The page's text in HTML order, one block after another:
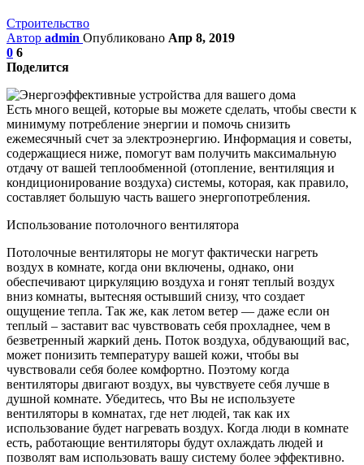
Строительство
Автор admin Опубликовано Апр 8, 2019
0 6
Поделится
Есть много вещей, которые вы можете сделать, чтобы свести к
минимуму потребление энергии и помочь снизить
ежемесячный счет за электроэнергию. Информация и советы,
содержащиеся ниже, помогут вам получить максимальную
отдачу от вашей теплообменной (отопление, вентиляция и
кондиционирование воздуха) системы, которая, как правило,
составляет большую часть вашего энергопотребления.
Использование потолочного вентилятора
Потолочные вентиляторы не могут фактически нагреть
воздух в комнате, когда они включены, однако, они
обеспечивают циркуляцию воздуха и гонят теплый воздух
вниз комнаты, вытесняя остывший снизу, что создает
ощущение тепла. Так же, как летом ветер — даже если он
теплый – заставит вас чувствовать себя прохладнее, чем в
безветренный жаркий день. Поток воздуха, обдувающий вас,
может понизить температуру вашей кожи, чтобы вы
чувствовали себя более комфортно. Поэтому когда
вентиляторы двигают воздух, вы чувствуете себя лучше в
душной комнате. Убедитесь, что Вы не используете
вентиляторы в комнатах, где нет людей, так как их
использование будет нагревать воздух. Когда люди в комнате
есть, работающие вентиляторы будут охлаждать людей и
позволят вам использовать вашу систему более эффективно.